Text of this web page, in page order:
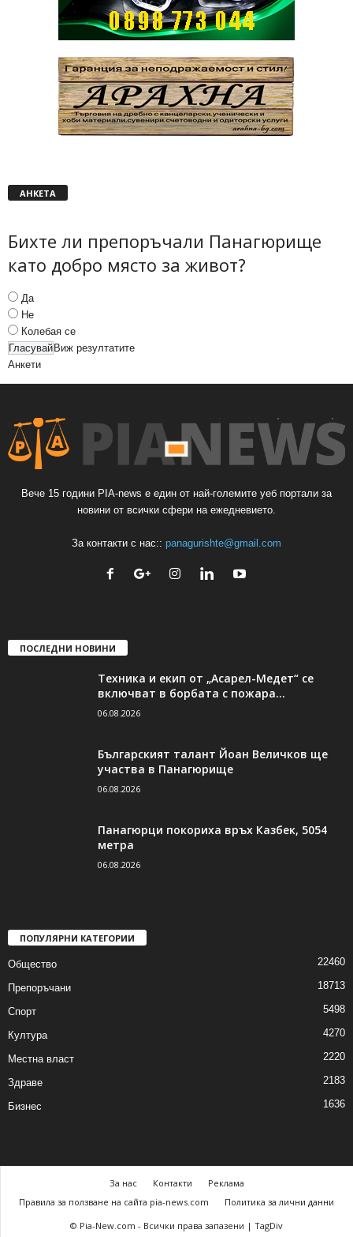
АНКЕТА
Бихте ли препоръчали Панагюрище
като добро място за живот?
Да
Не
Колебая се
Виж резултатите
Анкети
Вече 15 години PIA-news е един от най-големите уеб портали за
новини от всички сфери на ежедневието.
За контакти с нас:: panagurishte@gmail.com
ПОСЛЕДНИ НОВИНИ
Техника и екип от „Асарел-Медет“ се
включват в борбата с пожара...
06.08.2026
Българският талант Йоан Величков ще
участва в Панагюрище
06.08.2026
Панагюрци покориха връх Казбек, 5054
метра
06.08.2026
ПОПУЛЯРНИ КАТЕГОРИИ
Общество 22460
Препоръчани 18713
Спорт 5498
Култура 4270
Местна власт 2220
Здраве 2183
Бизнес 1636
За нас Контакти
Реклама
Правила за ползване на сайта pia-news.com
Политика за лични данни
© Pia-New.com - Всички права запазени | TagDiv